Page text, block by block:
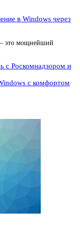
в Windows через
это мощнейший
с Роскомнадзором и
с комфортом